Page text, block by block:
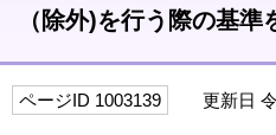
（除外)を行う際の基準
ページID 1003139 更新日 令